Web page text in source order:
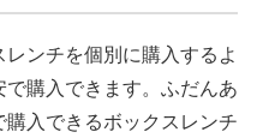
ンチを個別に購入するよ
購入できます。ふだんあ
入できるボックスレンチ